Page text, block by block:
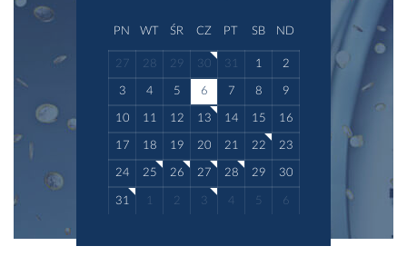
PN WT ŚR CZ PT SB ND
27 28 29 30 31 1 2
3 4 5 6 7 8 9
10 11 12 13 14 15 16
17 18 19 20 21 22 23
24 25 26 27 28 29 30
31 1 2 3 4 5 6